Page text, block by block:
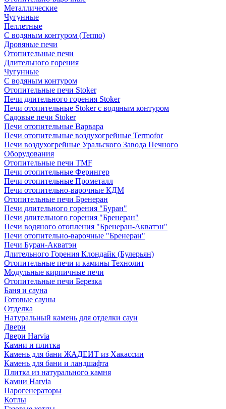
Металлические
Чугунные
Пеллетные
С водяным контуром (Termo)
Дровяные печи
Отопительные печи
Длительного горения
Чугунные
C водяным контуром
Отопительные печи Stoker
Печи длительного горения Stoker
Печи отопительные Stoker с водяным контуром
Садовые печи Stoker
Печи отопительные Варвара
Печи отопительные воздухогрейные Termofor
Печи воздухогрейные Уральского Завода Печного
Оборудования
Отопительные печи TMF
Печи отопительные Ферингер
Печи отопительные Прометалл
Печи отопительно-варочные КДМ
Отопительные печи Бренеран
Печи длительного горения "Буран"
Печи длительного горения "Бренеран"
Печи водяного отопления "Бренеран-Акватэн"
Печи отопительно-варочные "Бренеран"
Печи Буран-Акватэн
Длительного Горения Клондайк (Булерьян)
Отопительные печи и камины Технолит
Модульные кирпичные печи
Отопительные печи Березка
Баня и сауна
Готовые сауны
Отделка
Натуральный камень для отделки саун
Двери
Двери Harvia
Камни и плитка
Камень для бани ЖАДЕИТ из Хакассии
Камень для бани и ландшафта
Плитка из натурального камня
Камни Harvia
Парогенераторы
Котлы